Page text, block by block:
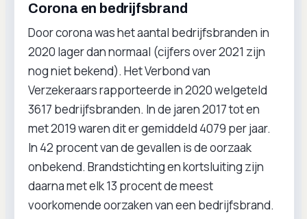
Corona en bedrijfsbrand
Door corona was het aantal bedrijfsbranden in
2020 lager dan normaal (cijfers over 2021 zijn
nog niet bekend). Het Verbond van
Verzekeraars rapporteerde in 2020 welgeteld
3617 bedrijfsbranden. In de jaren 2017 tot en
met 2019 waren dit er gemiddeld 4079 per jaar.
In 42 procent van de gevallen is de oorzaak
onbekend. Brandstichting en kortsluiting zijn
daarna met elk 13 procent de meest
voorkomende oorzaken van een bedrijfsbrand.